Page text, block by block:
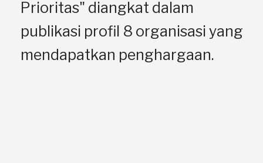
Prioritas" diangkat dalam
publikasi profil 8 organisasi yang
mendapatkan penghargaan.